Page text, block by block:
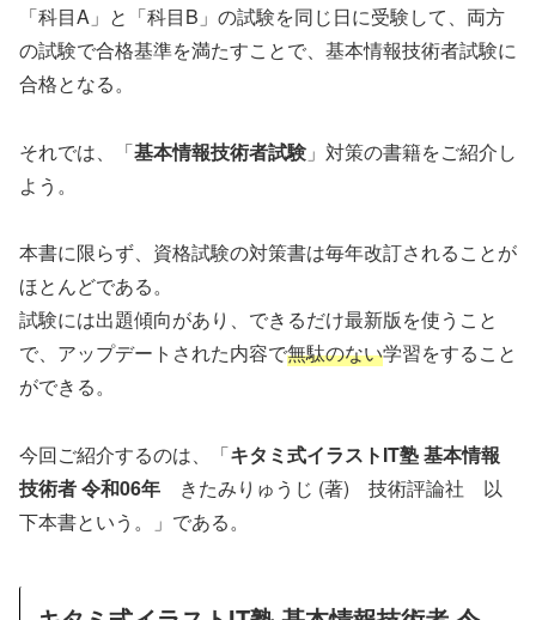
「科目A」と「科目B」の試験を同じ日に受験して、両方
の試験で合格基準を満たすことで、基本情報技術者試験に
合格となる。
それでは、「基本情報技術者試験 」対策の書籍をご紹介し
よう。
本書に限らず、資格試験の対策書は毎年改訂されることが
ほとんどである。
試験には出題傾向があり、できるだけ最新版を使うこと
で、アップデートされた内容で無駄のない学習をすること
ができる。
今回ご紹介するのは、「キタミ式イラストIT塾 基本情報
技術者 令和06年 きたみりゅうじ (著) 技術評論社 以
下本書という。」である。